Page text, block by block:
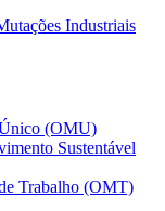
Industriais
(OMU)
Sustentável
Trabalho (OMT)